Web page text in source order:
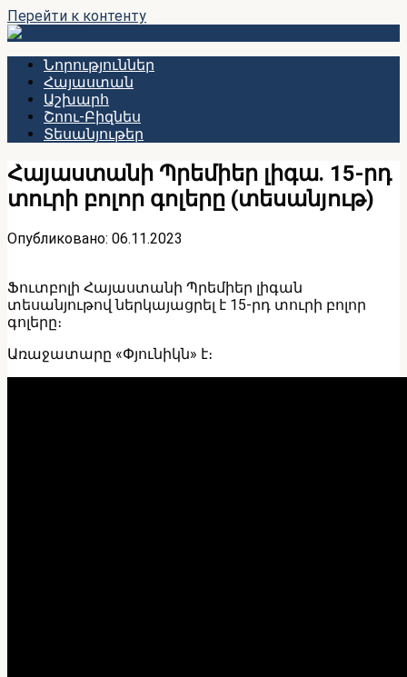
Перейти к контенту
Նորություններ
Հայաստան
Աշխարհ
Շոու-Բիզնես
Տեսանյութեր
Հայաստանի Պրեմիեր լիգա․ 15-րդ
տուրի բոլոր գոլերը (տեսանյութ)
Опубликовано: 06.11.2023
Ֆուտբոլի Հայաստանի Պրեմիեր լիգան
տեսանյութով ներկայացրել է 15-րդ տուրի բոլոր
գոլերը։
Առաջատարը «Փյունիկն» է։